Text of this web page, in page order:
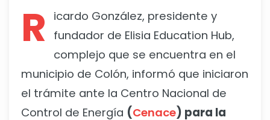
R icardo González, presidente y
fundador de Elisia Education Hub,
complejo que se encuentra en el
municipio de Colón, informó que iniciaron
el trámite ante la Centro Nacional de
Control de Energía (Cenace) para la